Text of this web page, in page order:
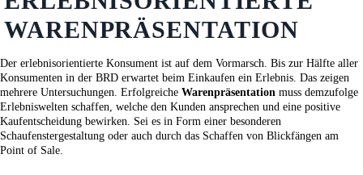
WARENPRÄSENTATION
Der erlebnisorientierte Konsument ist auf dem Vormarsch. Bis zur Hälfte aller
Konsumenten in der BRD erwartet beim Einkaufen ein Erlebnis. Das zeigen
mehrere Untersuchungen. Erfolgreiche Warenpräsentation muss demzufolge
Erlebniswelten schaffen, welche den Kunden ansprechen und eine positive
Kaufentscheidung bewirken. Sei es in Form einer besonderen
Schaufenstergestaltung oder auch durch das Schaffen von Blickfängen am
Point of Sale.